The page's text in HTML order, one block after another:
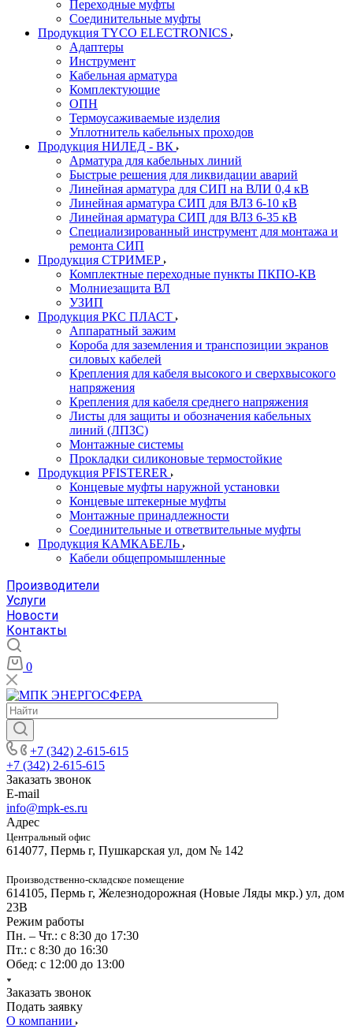
Переходные муфты
Соединительные муфты
Продукция TYCO ELECTRONICS
Адаптеры
Инструмент
Кабельная арматура
Комплектующие
ОПН
Термоусаживаемые изделия
Уплотнитель кабельных проходов
Продукция НИЛЕД - ВК
Арматура для кабельных линий
Быстрые решения для ликвидации аварий
Линейная арматура для СИП на ВЛИ 0,4 кВ
Линейная арматура СИП для ВЛЗ 6-10 кВ
Линейная арматура СИП для ВЛЗ 6-35 кВ
Специализированный инструмент для монтажа и
ремонта СИП
Продукция СТРИМЕР
Комплектные переходные пункты ПКПО-КВ
Молниезащита ВЛ
УЗИП
Продукция РКС ПЛАСТ
Аппаратный зажим
Короба для заземления и транспозиции экранов
силовых кабелей
Крепления для кабеля высокого и сверхвысокого
напряжения
Крепления для кабеля среднего напряжения
Листы для защиты и обозначения кабельных
линий (ЛПЗС)
Монтажные системы
Прокладки силиконовые термостойкие
Продукция PFISTERER
Концевые муфты наружной установки
Концевые штекерные муфты
Монтажные принадлежности
Соединительные и ответвительные муфты
Продукция КАМКАБЕЛЬ
Кабели общепромышленные
Производители
Услуги
Новости
Контакты
0
+7 (342) 2-615-615
+7 (342) 2-615-615
Заказать звонок
E-mail
info@mpk-es.ru
Адрес
Центральный офис
614077, Пермь г, Пушкарская ул, дом № 142
Производственно-складское помещение
614105, Пермь г, Железнодорожная (Новые Ляды мкр.) ул, дом
23В
Режим работы
Пн. – Чт.: с 8:30 до 17:30
Пт.: с 8:30 до 16:30
Обед: с 12:00 до 13:00
Заказать звонок
Подать заявку
О компании